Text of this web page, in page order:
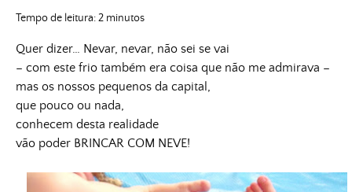
Tempo de leitura:2 minutos
Quer dizer… Nevar, nevar, não sei se vai
– com este frio também era coisa que não me admirava –
mas os nossos pequenos da capital,
que pouco ou nada,
conhecem desta realidade
vão poder BRINCAR COM NEVE!